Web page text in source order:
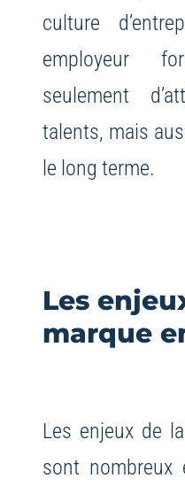
culture
employeur
seulement
talents, mais
le long terme.
Les
marque
Les enjeux de la
sont nombreux